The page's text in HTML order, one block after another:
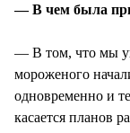
— В чем была
— В том, что мы
мороженого
одновременно и
касается планов